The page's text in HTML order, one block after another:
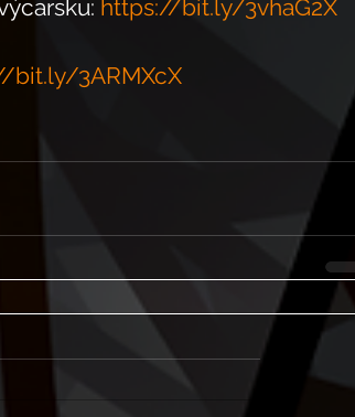
https://bit.ly/3vhaG2X
bit.ly/3ARMXcX